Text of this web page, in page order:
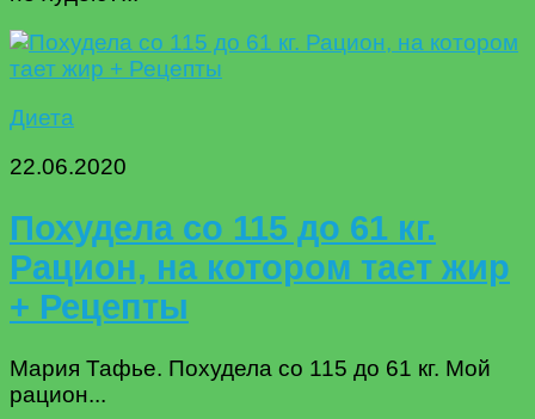
Диета
22.06.2020
Похудела со 115 до 61 кг.
Рацион, на котором тает жир
+ Рецепты
Мария Тафье. Похудела со 115 до 61 кг. Мой
рацион...